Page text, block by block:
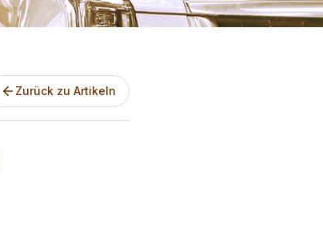
Zurück zu Artikeln